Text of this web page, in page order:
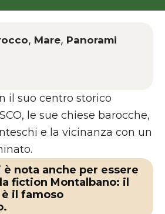
, Mare, Panorami
il suo centro storico
le sue chiese barocche,
e la vicinanza con un
è nota anche per essere
fiction Montalbano: il
il famoso